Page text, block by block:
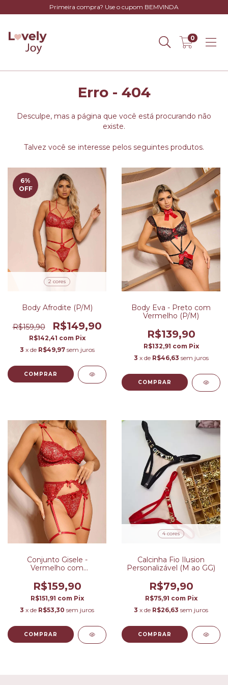
Primeira compra? Use o cupom BEMVINDA
0
Erro - 404
Desculpe, mas a página que você está procurando não
existe.
Talvez você se interesse pelos seguintes produtos.
6%
OFF
2 cores
Body Afrodite (P/M)
R$159,90 R$149,90
R$142,41 com Pix
3 x de R$49,97 sem juros
COMPRAR
Body Eva - Preto com
Vermelho (P/M)
R$139,90
R$132,91 com Pix
3 x de R$46,63 sem juros
COMPRAR
Conjunto Gisele -
Vermelho com
R$159,90
R$151,91 com Pix
3 x de R$53,30 sem juros
COMPRAR
4 cores
Calcinha Fio Ilusion
Personalizável (M ao GG)
R$79,90
R$75,91 com Pix
3 x de R$26,63 sem juros
COMPRAR